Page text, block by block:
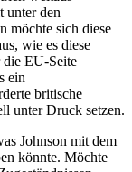
unter den
möchte sich diese
wie es diese
die EU-Seite
ein
britische
unter Druck setzen.
Johnson mit dem
könnte. Möchte